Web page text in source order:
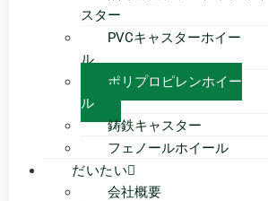
スター
PVCキャスターホイー
ル
ポリプロピレンホイー
ル
鋳鉄キャスター
フェノールホイール
だいたい
会社概要